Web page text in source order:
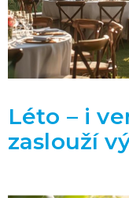
Léto – i
zaslouží